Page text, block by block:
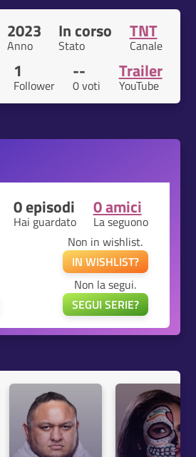
2023
Anno
In corso
Stato
TNT
Canale
1
Follower
--
0 voti
Trailer
YouTube
0 episodi
Hai guardato
0 amici
La seguono
Non in wishlist.
IN WISHLIST?
Non la segui.
SEGUI SERIE?